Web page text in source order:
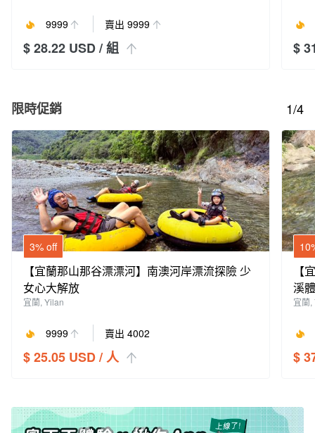
9999 賣出 9999
$ 28.22 USD/ 組 $
限時促銷 1/4
3% off
【宜蘭那山那谷漂漂河】南澳河岸漂流探險 少
女心大解放
宜蘭, Yilan
9999 賣出 4002
$ 25.05 USD/ 人
【
溪
宜蘭
$